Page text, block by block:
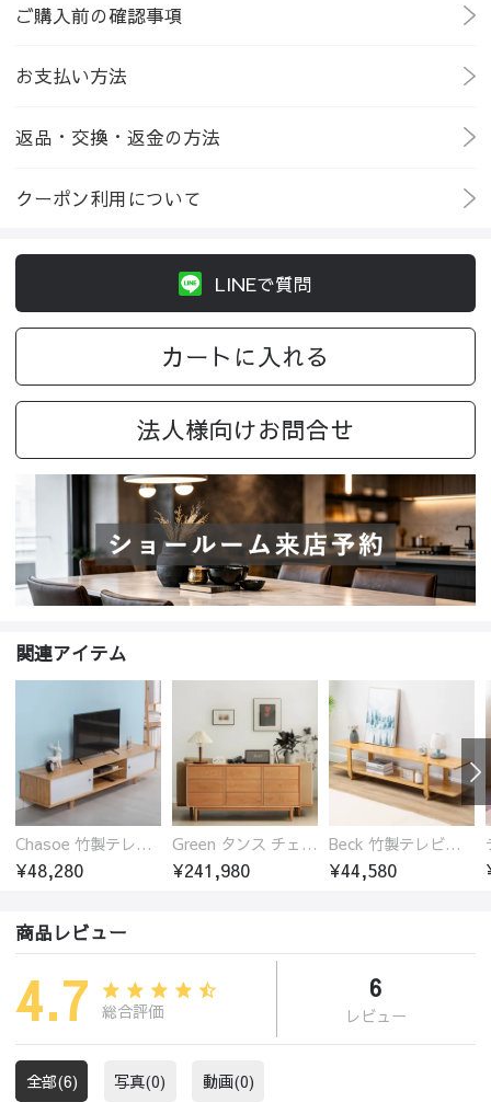
ご購入前の確認事項
お支払い方法
返品・交換・返金の方法
クーポン利用について
LINEで質問
カートに入れる
法人様向けお問合せ
関連アイテム
Chasoe 竹製テレビ台 ローボード
¥48,280
Green タンス チェスト チェリー材 無垢材
¥241,980
Beck 竹製テレビ台 ローボード 開放的
¥44,580
商品レビュー
4.7 総合評価
6
レビュー
全部(6) 写真(0) 動画(0)